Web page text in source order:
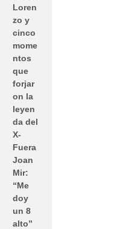
Loren
zo y
cinco
mome
ntos
que
forjar
on la
leyen
da del
X-
Fuera
Joan
Mir:
“Me
doy
un 8
alto”